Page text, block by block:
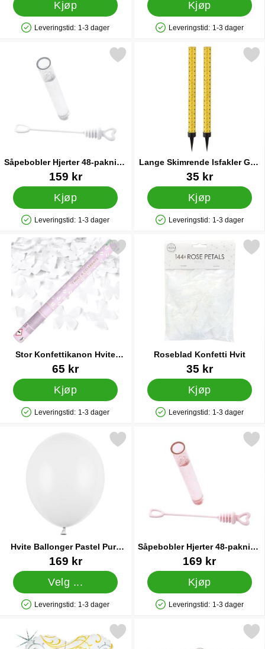
Kjøp
Produkttilgjengelighet: På lager
Leveringstid: 1-3 dager
Kjøp
Produkttilgjengelighet: På lager
Leveringstid: 1-3 dager
Såpebobler Hjerter 48-pakning
Hvite
Varenummer 28765
159 kr
Kjøp
Produkttilgjengelighet: På lager
Leveringstid: 1-3 dager
Merk såpebobler Hjerter 48-pakning Hvite som favoritt
Lange Skimrende Isfakler Gull
2-pakning
Varenummer 88077
35 kr
Kjøp
Produkttilgjengelighet: På lager
Leveringstid: 1-3 dager
Merk lange Skimrende Isfakler
Stor Konfettikanon Hvite
Sommerfugler
Varenummer 28773
65 kr
Kjøp
Produkttilgjengelighet: På lager
Leveringstid: 1-3 dager
stor Konfettikanon Hvite Sommerfugler som favoritt
Roseblad Konfetti Hvit
Varenummer 31492
35 kr
Kjøp
Produkttilgjengelighet: På lager
Leveringstid: 1-3 dager
Merk roseblad Konfetti
Hvite Ballonger Pastel Pure
White 100-pakning
Varenummer 41425
169 kr
Velg ...
Produkttilgjengelighet: På lager
Leveringstid: 1-3 dager
hvite Ballonger Pastel Pure White 100-pakning som favoritt
Såpebobler Hjerter 48-pakning
Rosa
Varenummer 28764
169 kr
Kjøp
Produkttilgjengelighet: På lager
Leveringstid: 1-3 dager
Merk såpebobler Hjerter 48-
Merk just Married Holografisk Hjerteballong som favoritt
Merk ballongvekt